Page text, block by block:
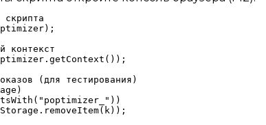
контекст
(для тестирования)